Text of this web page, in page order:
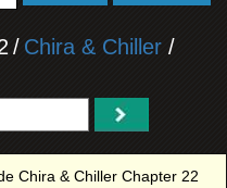
/ Chira & Chiller /
Chira & Chiller Chapter 22